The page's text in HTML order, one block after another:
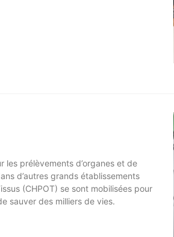
les prélèvements d’organes et de
d’autres grands établissements
(CHPOT) se sont mobilisées pour
sauver des milliers de vies.